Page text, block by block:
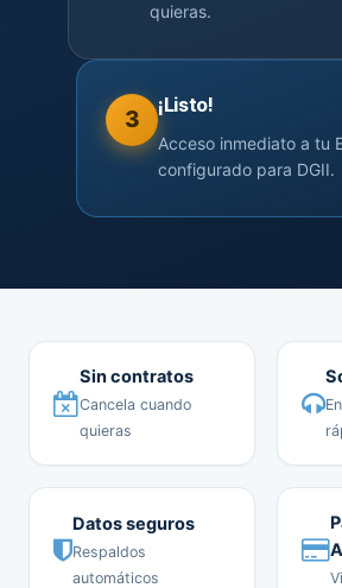
quieras.
3
¡Listo!
Acceso inmediato a tu
configurado para DGII.
Sin contratos
Cancela cuando
quieras
Datos seguros
Respaldos
automáticos